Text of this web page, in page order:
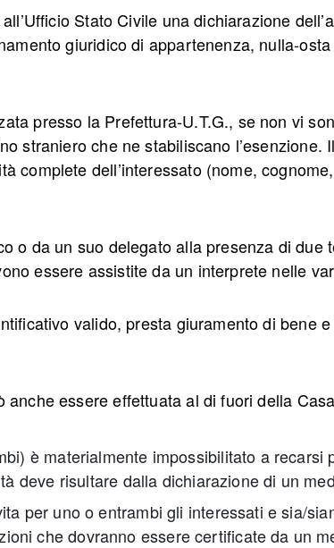
Stato Civile una dichiarazione
giuridico di appartenenza, nulla-
presso la Prefettura-U.T.G., se non vi
straniero che ne stabiliscano
complete dell’interessato (nome,
o da un suo delegato alla presenza di
essere assistite da un interprete nelle
valido, presta giuramento di bene
anche essere effettuata al di fuori della
è materialmente impossibilitato a
deve risultare dalla dichiarazione di un
per uno o entrambi gli interessati e sia/
che dovranno essere certificate da un